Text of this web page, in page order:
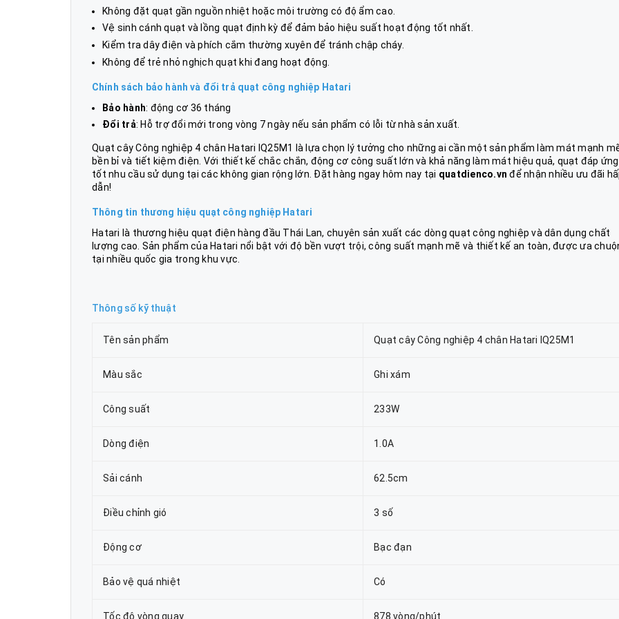
Không đặt quạt gần nguồn nhiệt hoặc môi trường có độ ẩm cao.
Vệ sinh cánh quạt và lồng quạt định kỳ để đảm bảo hiệu suất hoạt động tốt nhất.
Kiểm tra dây điện và phích cắm thường xuyên để tránh chập cháy.
Không để trẻ nhỏ nghịch quạt khi đang hoạt động.
Chính sách bảo hành và đổi trả quạt công nghiệp Hatari
Bảo hành: động cơ 36 tháng
Đổi trả: Hỗ trợ đổi mới trong vòng 7 ngày nếu sản phẩm có lỗi từ nhà sản xuất.
Quạt cây Công nghiệp 4 chân Hatari IQ25M1 là lựa chọn lý tưởng cho những ai cần một sản phẩm làm mát mạnh
bền bỉ và tiết kiệm điện. Với thiết kế chắc chắn, động cơ công suất lớn và khả năng làm mát hiệu quả, quạt đáp ứng
tốt nhu cầu sử dụng tại các không gian rộng lớn. Đặt hàng ngay hôm nay tại quatdienco.vn để nhận nhiều ưu đãi
dẫn!
Thông tin thương hiệu quạt công nghiệp Hatari
Hatari là thương hiệu quạt điện hàng đầu Thái Lan, chuyên sản xuất các dòng quạt công nghiệp và dân dụng chất
lượng cao. Sản phẩm của Hatari nổi bật với độ bền vượt trội, công suất mạnh mẽ và thiết kế an toàn, được ưa
tại nhiều quốc gia trong khu vực.
Thông số kỹ thuật
Tên sản phẩm Quạt cây Công nghiệp 4 chân Hatari IQ25M1
Màu sắc Ghi xám
Công suất 233W
Dòng điện 1.0A
Sải cánh 62.5cm
Điều chỉnh gió 3 số
Động cơ Bạc đạn
Bảo vệ quá nhiệt Có
Tốc độ vòng quay 878 vòng/phút